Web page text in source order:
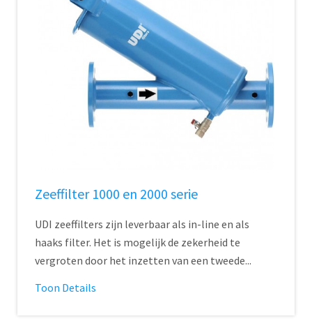
Zeeffilter 1000 en 2000 serie
UDI zeeffilters zijn leverbaar als in-line en als
haaks filter. Het is mogelijk de zekerheid te
vergroten door het inzetten van een tweede...
Toon Details